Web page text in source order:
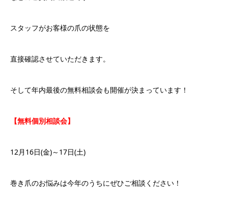
スタッフがお客様の爪の状態を
直接確認させていただきます。
そして年内最後の無料相談会も開催が決まっています！
【無料個別相談会】
12月16日(金)～17日(土)
巻き爪のお悩みは今年のうちにぜひご相談ください！